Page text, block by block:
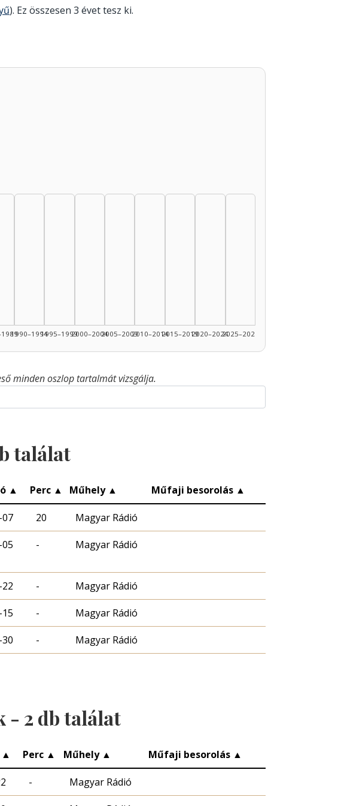
). Ez összesen 3 évet tesz ki.
1990–19941995–19992000–20042005–20092010–20142015–20192020–20242025–2026
minden oszlop tartalmát vizsgálja.
találat
▲ Perc ▲ Műhely ▲ Műfaji besorolás ▲
07 20 Magyar Rádió
- Magyar Rádió
- Magyar Rádió
- Magyar Rádió
- Magyar Rádió
- 2 db találat
▲ Perc ▲ Műhely ▲ Műfaji besorolás ▲
- Magyar Rádió